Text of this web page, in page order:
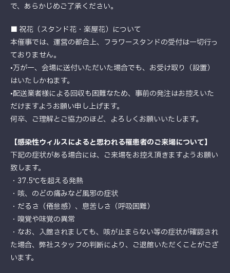
で、あらかじめご了承ください。
■ 祝花（スタンド花・楽屋花）について
本催事では、運営の都合上、フラワースタンドの受付は一切行っ
ておりません。
•万が一、会場に送付いただいた場合でも、お受け取り（設置）
はいたしかねます。
•配送業者様による回収も困難なため、事前の発注はお控えいた
だけますようお願い申し上げます。
何卒、ご理解とご協力のほど、よろしくお願いいたします。
【感染性ウィルスによると思われる罹患者のご来場について】
下記の症状がある場合には、ご来場をお控え頂きますようお願い
致します。
・37.5℃を超える発熱
・咳、のどの痛みなど風邪の症状
・だるさ（倦怠感）、息苦しさ（呼吸困難）
・嗅覚や味覚の異常
・なお、入館されましても、咳が止まらない等の症状が確認され
た場合、弊社スタッフの判断により、ご退館いただくことがござ
います。